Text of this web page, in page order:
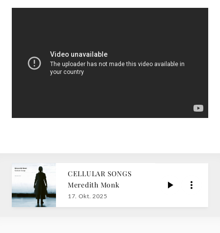
CELLULAR SONGS
Meredith Monk
17. Okt. 2025